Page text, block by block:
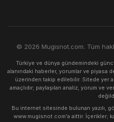
© 2026 Mugisnot.com. Tüm
Türkiye ve dünya gündemindeki
alanındaki haberler, yorumlar ve piyasa
üzerinden takip edilebilir. Sitede yer
amaçlıdır; paylaşılan analiz, yorum ve
Bu internet sitesinde bulunan yazılı,
www.mugisnot.com'a aittir. İçerikler;